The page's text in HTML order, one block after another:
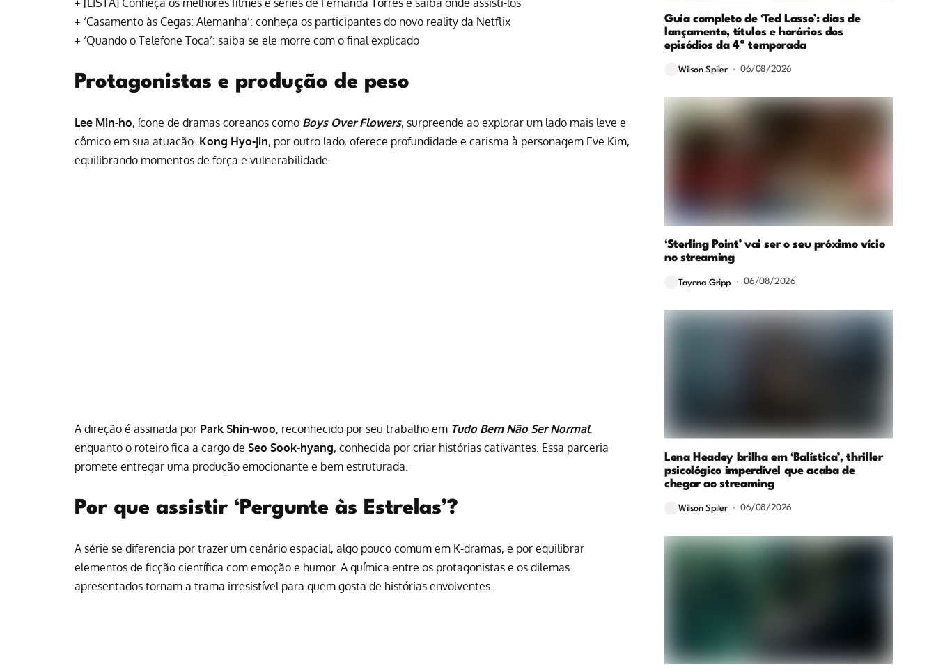
+ ‘Casamento às Cegas: Alemanha’: conheça os participantes do novo reality da Netflix
+ ‘Quando o Telefone Toca’: saiba se ele morre com o final explicado
Protagonistas e produção de peso
Lee Min-ho, ícone de dramas coreanos como Boys Over Flowers, surpreende ao explorar um lado mais leve e
cômico em sua atuação. Kong Hyo-jin, por outro lado, oferece profundidade e carisma à personagem Eve Kim,
equilibrando momentos de força e vulnerabilidade.
A direção é assinada por Park Shin-woo, reconhecido por seu trabalho em Tudo Bem Não Ser Normal,
enquanto o roteiro fica a cargo de Seo Sook-hyang, conhecida por criar histórias cativantes. Essa parceria
promete entregar uma produção emocionante e bem estruturada.
Por que assistir ‘Pergunte às Estrelas’?
A série se diferencia por trazer um cenário espacial, algo pouco comum em K-dramas, e por equilibrar
elementos de ficção científica com emoção e humor. A química entre os protagonistas e os dilemas
apresentados tornam a trama irresistível para quem gosta de histórias envolventes.
Guia completo de ‘Ted Lasso’: dias de
lançamento, títulos e horários dos
episódios da 4ª temporada
Wilson Spiler 06/08/2026
‘Sterling Point’ vai ser o seu próximo vício
no streaming
Taynna Gripp 06/08/2026
Lena Headey brilha em ‘Balística’, thriller
psicológico imperdível que acaba de
chegar ao streaming
Wilson Spiler 06/08/2026